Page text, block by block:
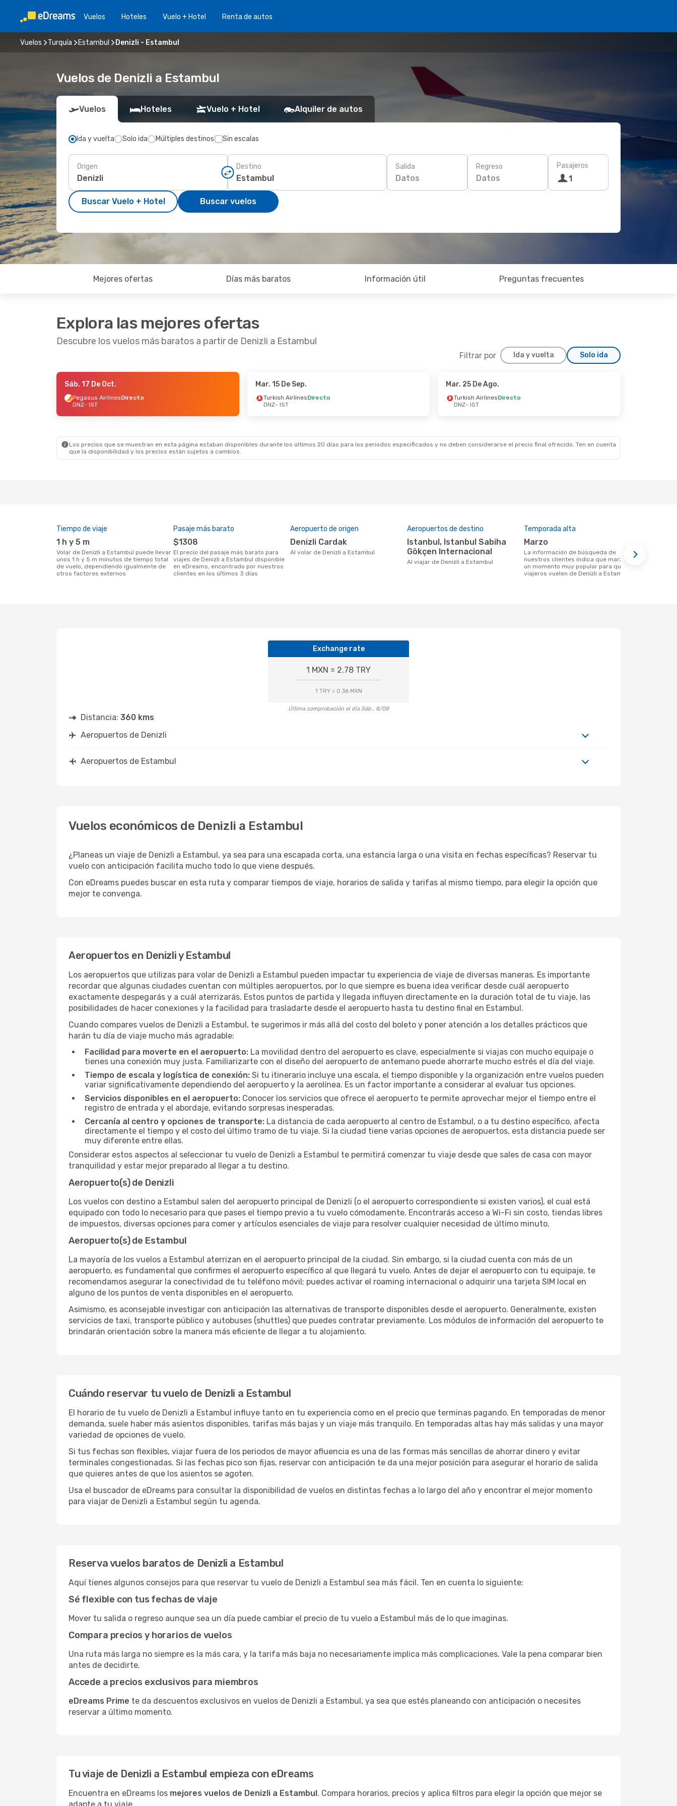
Vuelos Hoteles Vuelo + Hotel Renta de autos
Vuelos Turquía Estambul Denizli - Estambul
Vuelos de Denizli a Estambul
Vuelos Hoteles Vuelo + Hotel Alquiler de autos
Ida y vuelta Solo ida Múltiples destinos Sin escalas
Origen Destino Salida
Datos
Regreso
Datos
Pasajeros
1
Buscar Vuelo + Hotel Buscar vuelos
Mejores ofertas Días más baratos Información útil Preguntas frecuentes
Explora las mejores ofertas
Descubre los vuelos más baratos a partir de Denizli a Estambul
Filtrar por Ida y vuelta Solo ida
- Mié. 21 De Oct.
Directo
Sáb. 17 De Oct.
Pegasus AirlinesDirecto
DNZ- IST
Mar. 15 De Sep.
Turkish AirlinesDirecto
DNZ- IST
Mar. 25 De Ago.
Turkish AirlinesDirecto
DNZ- IST
Los precios que se muestran en esta página estaban disponibles durante los últimos 20 días para los periodos especificados y no deben considerarse el precio final ofrecido. Ten en cuenta
que la disponibilidad y los precios están sujetos a cambios.
Tiempo de viaje
1 h y 5 m
Volar de Denizli a Estambul puede llevar
unos 1 h y 5 m minutos de tiempo total
de vuelo, dependiendo igualmente de
otros factores externos
Pasaje más barato
$1308
El precio del pasaje más barato para
viajes de Denizli a Estambul disponible
en eDreams, encontrado por nuestros
clientes en los últimos 3 días
Aeropuerto de origen
Denizli Cardak
Al volar de Denizli a Estambul
Aeropuertos de destino
Istanbul, Istanbul Sabiha
Gökçen Internacional
Al viajar de Denizli a Estambul
Temporada alta
marzo
La información de búsqueda de
nuestros clientes indica que marzo es
un momento muy popular para que los
viajeros vuelen de Denizli a Estambul
Exchange rate
1 MXN = 2.78 TRY
1 TRY = 0.36 MXN
Última comprobación el día Sáb., 8/08
Distancia: 360 kms
Aeropuertos de Denizli
Aeropuertos de Estambul
Vuelos económicos de Denizli a Estambul
¿Planeas un viaje de Denizli a Estambul, ya sea para una escapada corta, una estancia larga o una visita en fechas específicas? Reservar tu
vuelo con anticipación facilita mucho todo lo que viene después.
Con eDreams puedes buscar en esta ruta y comparar tiempos de viaje, horarios de salida y tarifas al mismo tiempo, para elegir la opción que
mejor te convenga.
Aeropuertos en Denizli y Estambul
Los aeropuertos que utilizas para volar de Denizli a Estambul pueden impactar tu experiencia de viaje de diversas maneras. Es importante
recordar que algunas ciudades cuentan con múltiples aeropuertos, por lo que siempre es buena idea verificar desde cuál aeropuerto
exactamente despegarás y a cuál aterrizarás. Estos puntos de partida y llegada influyen directamente en la duración total de tu viaje, las
posibilidades de hacer conexiones y la facilidad para trasladarte desde el aeropuerto hasta tu destino final en Estambul.
Cuando compares vuelos de Denizli a Estambul, te sugerimos ir más allá del costo del boleto y poner atención a los detalles prácticos que
harán tu día de viaje mucho más agradable:
Facilidad para moverte en el aeropuerto: La movilidad dentro del aeropuerto es clave, especialmente si viajas con mucho equipaje o
tienes una conexión muy justa. Familiarizarte con el diseño del aeropuerto de antemano puede ahorrarte mucho estrés el día del viaje.
Tiempo de escala y logística de conexión: Si tu itinerario incluye una escala, el tiempo disponible y la organización entre vuelos pueden
variar significativamente dependiendo del aeropuerto y la aerolínea. Es un factor importante a considerar al evaluar tus opciones.
Servicios disponibles en el aeropuerto: Conocer los servicios que ofrece el aeropuerto te permite aprovechar mejor el tiempo entre el
registro de entrada y el abordaje, evitando sorpresas inesperadas.
Cercanía al centro y opciones de transporte: La distancia de cada aeropuerto al centro de Estambul, o a tu destino específico, afecta
directamente el tiempo y el costo del último tramo de tu viaje. Si la ciudad tiene varias opciones de aeropuertos, esta distancia puede ser
muy diferente entre ellas.
Considerar estos aspectos al seleccionar tu vuelo de Denizli a Estambul te permitirá comenzar tu viaje desde que sales de casa con mayor
tranquilidad y estar mejor preparado al llegar a tu destino.
Aeropuerto(s) de Denizli
Los vuelos con destino a Estambul salen del aeropuerto principal de Denizli (o el aeropuerto correspondiente si existen varios), el cual está
equipado con todo lo necesario para que pases el tiempo previo a tu vuelo cómodamente. Encontrarás acceso a Wi-Fi sin costo, tiendas libres
de impuestos, diversas opciones para comer y artículos esenciales de viaje para resolver cualquier necesidad de último minuto.
Aeropuerto(s) de Estambul
La mayoría de los vuelos a Estambul aterrizan en el aeropuerto principal de la ciudad. Sin embargo, si la ciudad cuenta con más de un
aeropuerto, es fundamental que confirmes el aeropuerto específico al que llegará tu vuelo. Antes de dejar el aeropuerto con tu equipaje, te
recomendamos asegurar la conectividad de tu teléfono móvil; puedes activar el roaming internacional o adquirir una tarjeta SIM local en
alguno de los puntos de venta disponibles en el aeropuerto.
Asimismo, es aconsejable investigar con anticipación las alternativas de transporte disponibles desde el aeropuerto. Generalmente, existen
servicios de taxi, transporte público y autobuses (shuttles) que puedes contratar previamente. Los módulos de información del aeropuerto te
brindarán orientación sobre la manera más eficiente de llegar a tu alojamiento.
Cuándo reservar tu vuelo de Denizli a Estambul
El horario de tu vuelo de Denizli a Estambul influye tanto en tu experiencia como en el precio que terminas pagando. En temporadas de menor
demanda, suele haber más asientos disponibles, tarifas más bajas y un viaje más tranquilo. En temporadas altas hay más salidas y una mayor
variedad de opciones de vuelo.
Si tus fechas son flexibles, viajar fuera de los periodos de mayor afluencia es una de las formas más sencillas de ahorrar dinero y evitar
terminales congestionadas. Si las fechas pico son fijas, reservar con anticipación te da una mejor posición para asegurar el horario de salida
que quieres antes de que los asientos se agoten.
Usa el buscador de eDreams para consultar la disponibilidad de vuelos en distintas fechas a lo largo del año y encontrar el mejor momento
para viajar de Denizli a Estambul según tu agenda.
Reserva vuelos baratos de Denizli a Estambul
Aquí tienes algunos consejos para que reservar tu vuelo de Denizli a Estambul sea más fácil. Ten en cuenta lo siguiente:
Sé flexible con tus fechas de viaje
Mover tu salida o regreso aunque sea un día puede cambiar el precio de tu vuelo a Estambul más de lo que imaginas.
Compara precios y horarios de vuelos
Una ruta más larga no siempre es la más cara, y la tarifa más baja no necesariamente implica más complicaciones. Vale la pena comparar bien
antes de decidirte.
Accede a precios exclusivos para miembros
eDreams Prime te da descuentos exclusivos en vuelos de Denizli a Estambul, ya sea que estés planeando con anticipación o necesites
reservar a último momento.
Tu viaje de Denizli a Estambul empieza con eDreams
Encuentra en eDreams los mejores vuelos de Denizli a Estambul. Compara horarios, precios y aplica filtros para elegir la opción que mejor se